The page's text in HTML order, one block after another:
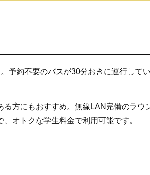
予約不要のバスが30分おきに運行して
方にもおすすめ。無線LAN完備のラウ
オトクな学生料金で利用可能です。